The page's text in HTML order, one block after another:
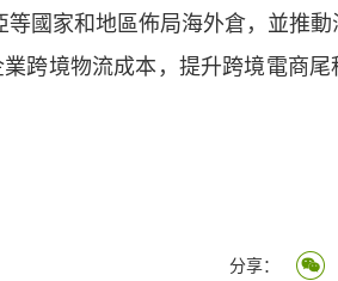
國家和地區佈局海外倉，並推動
跨境物流成本，提升跨境電商尾
分享：